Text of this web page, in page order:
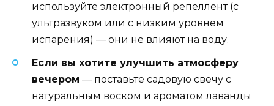
используйте электронный репеллент (с
ультразвуком или с низким уровнем
испарения) — они не влияют на воду.
Если вы хотите улучшить атмосферу
вечером — поставьте садовую свечу с
натуральным воском и ароматом лаванды